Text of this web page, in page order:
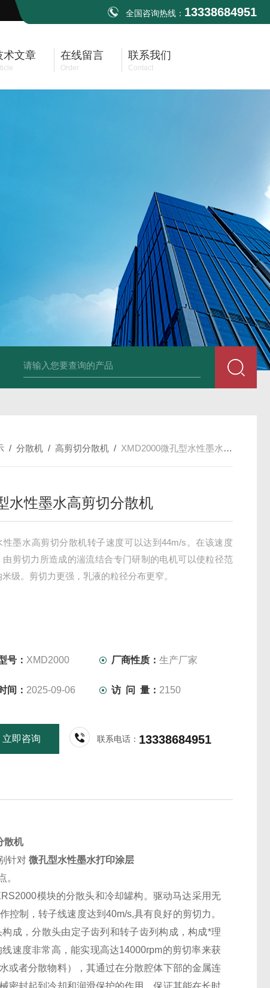
全国咨询热线： 13338684951
术文章 在线留言
Order
联系我们
Contact
LNG-1200真空钨丝炉 LNHZ-1200
/分散机 /高剪切分散机 / XMD2000微孔型水性墨水高剪切分散机
水性墨水高剪切分散机
性墨水高剪切分散机转子速度可以达到44m/s。在该速度
由剪切力所造成的湍流结合专门研制的电机可以使粒径范
级。剪切力更强，乳液的粒径分布更窄。
号： XMD2000 厂商性质：生产厂家
间： 2025-09-06 访 问 量： 2150
立即咨询 联系电话： 13338684951
散机
针对微孔型水性墨水打印涂层
。
模块的分散头和冷却罐构。驱动马达采用无
制，转子线速度达到40m/s,具有良好的剪切力。
成，分散头由定子齿列和转子齿列构成，构成*理
速度非常高，能实现高达14000rpm的剪切率来获
或者分散物料），其通过在分散腔体下部的金属连
密封起到冷却和润滑保护的作用，保证其能在长时